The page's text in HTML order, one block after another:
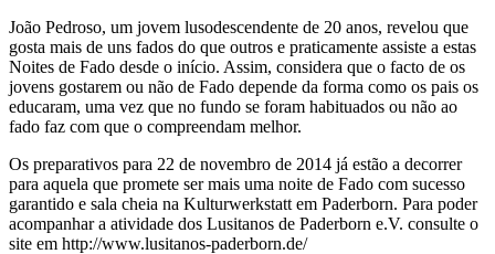
João Pedroso, um jovem lusodescendente de 20 anos, revelou que
gosta mais de uns fados do que outros e praticamente assiste a estas
Noites de Fado desde o início. Assim, considera que o facto de os
jovens gostarem ou não de Fado depende da forma como os pais os
educaram, uma vez que no fundo se foram habituados ou não ao
fado faz com que o compreendam melhor.
Os preparativos para 22 de novembro de 2014 já estão a decorrer
para aquela que promete ser mais uma noite de Fado com sucesso
garantido e sala cheia na Kulturwerkstatt em Paderborn. Para poder
acompanhar a atividade dos Lusitanos de Paderborn e.V. consulte o
site em http://www.lusitanos-paderborn.de/